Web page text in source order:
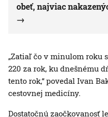
obeť, najviac
„Zatiaľ čo v minulom roku
220 za rok, ku dnešnému
tento rok,“ povedal Ivan
cestovnej medicíny.
Dostatočnú zaočkovanosť